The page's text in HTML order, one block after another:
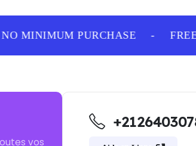
MINIMUM PURCHASE FREE
vos